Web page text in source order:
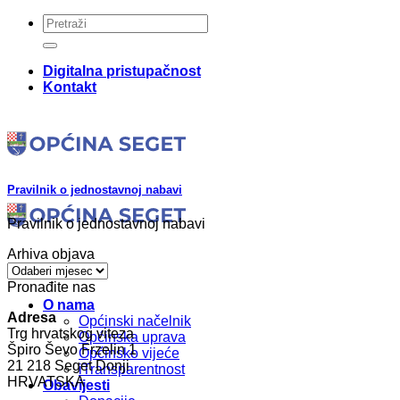
Skip
content
Digitalna pristupačnost
Kontakt
O nama
Općinski načelnik
Općinska uprava
Općinsko vijeće
iTransparentnost
Obavijesti
Pravilnik o jednostavnoj nabavi
Pravilnik o jednostavnoj nabavi
Arhiva objava
Arhiva
objava
Pronađite nas
Adresa
Trg hrvatskog viteza
Špiro Ševo Frzelin 1
21 218 Seget Donji
HRVATSKA